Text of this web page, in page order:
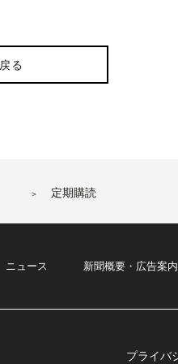
戻る
定期購読
ニュース 新聞概要・広告案内
プライバ